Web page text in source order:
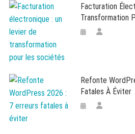
Facturation
Transformation
Refonte
Fatales À Éviter